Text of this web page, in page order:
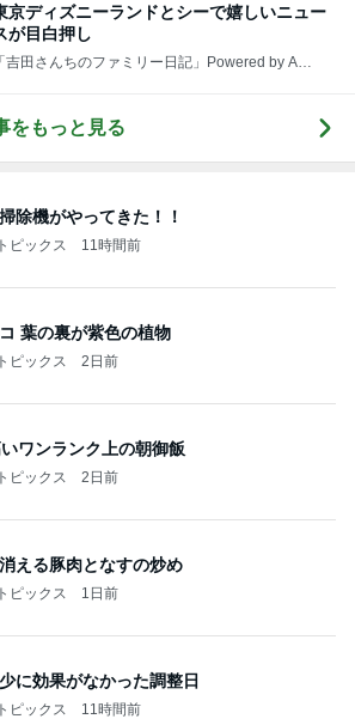
京ディズニーランドとシーで嬉しいニュー
が目白押し
「吉田さんちのファミリー日記」Powered by Ame
をもっと見る
除機がやってきた！！
ピックス 11時間前
葉の裏が紫色の植物
ピックス 2日前
ワンランク上の朝御飯
ピックス 2日前
える豚肉となすの炒め
ピックス 1日前
に効果がなかった調整日
ピックス 11時間前